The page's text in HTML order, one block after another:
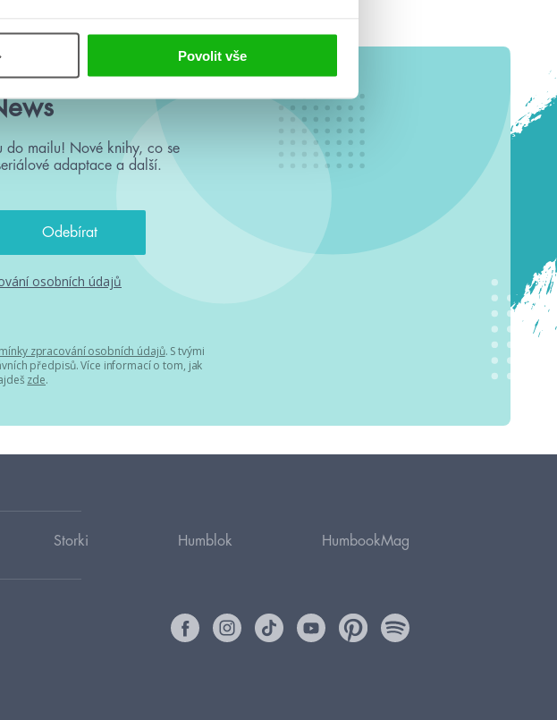
Povolit vše
do mailu! Nové knihy, co se
adaptace a další.
osobních údajů
zpracování osobních údajů. S tvými
předpisů. Více informací o tom, jak
zde.
Storki Humblok HumbookMag